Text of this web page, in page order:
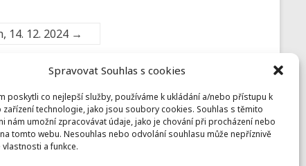
Spravovat Souhlas s cookies
poskytli co nejlepší služby, používáme k ukládání a/nebo přístupu k
technologie, jako jsou soubory cookies. Souhlas s těmito
nám umožní zpracovávat údaje, jako je chování při procházení nebo
tomto webu. Nesouhlas nebo odvolání souhlasu může nepříznivě
a funkce.
14. 12. 2024 →
Prusiny
Nebílovy 36, Nebílovy 332 04
prusiny@koinonia.cz